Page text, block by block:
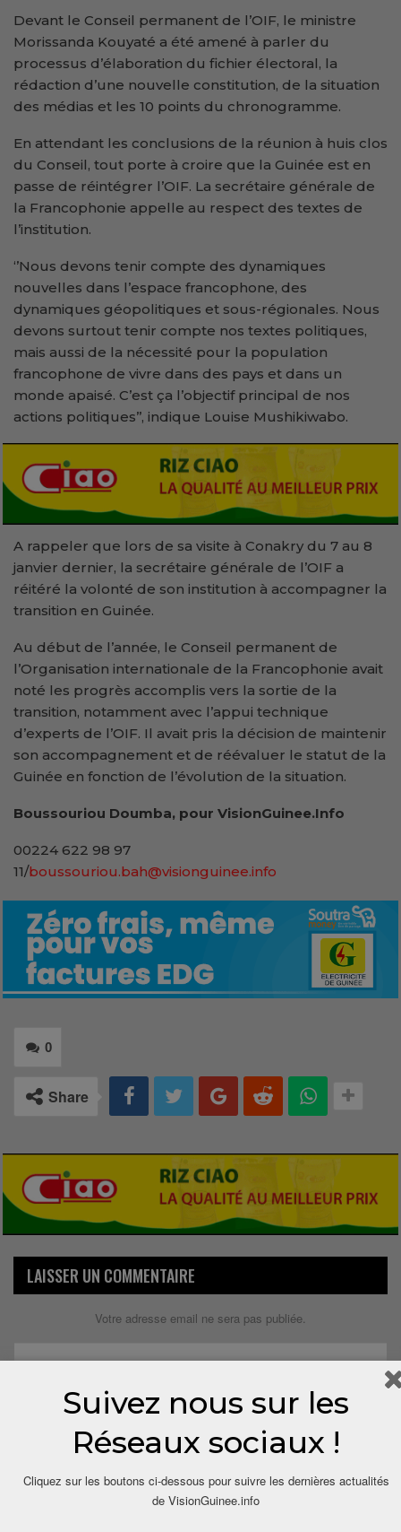
Devant le Conseil permanent de l’OIF, le ministre
Morissanda Kouyaté a été amené à parler du
processus d’élaboration du fichier électoral, la
rédaction d’une nouvelle constitution, de la situation
des médias et les 10 points du chronogramme.
En attendant les conclusions de la réunion à huis clos
du Conseil, tout porte à croire que la Guinée est en
passe de réintégrer l’OIF. La secrétaire générale de
la Francophonie appelle au respect des textes de
l’institution.
‘’Nous devons tenir compte des dynamiques
nouvelles dans l’espace francophone, des
dynamiques géopolitiques et sous-régionales. Nous
devons surtout tenir compte nos textes politiques,
mais aussi de la nécessité pour la population
francophone de vivre dans des pays et dans un
monde apaisé. C’est ça l’objectif principal de nos
actions politiques’’, indique Louise Mushikiwabo.
A rappeler que lors de sa visite à Conakry du 7 au 8
janvier dernier, la secrétaire générale de l’OIF a
réitéré la volonté de son institution à accompagner la
transition en Guinée.
Au début de l’année, le Conseil permanent de
l’Organisation internationale de la Francophonie avait
noté les progrès accomplis vers la sortie de la
transition, notamment avec l’appui technique
d’experts de l’OIF. Il avait pris la décision de maintenir
son accompagnement et de réévaluer le statut de la
Guinée en fonction de l’évolution de la situation.
Boussouriou Doumba, pour VisionGuinee.Info
00224 622 98 97
11/boussouriou.bah@visionguinee.info
0
Share
LAISSER UN COMMENTAIRE
Votre adresse email ne sera pas publiée.
Suivez nous sur les
Réseaux sociaux !
Cliquez sur les boutons ci-dessous pour suivre les dernières actualités
de VisionGuinee.info